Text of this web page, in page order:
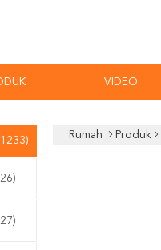
VIDEO
Rumah Produk